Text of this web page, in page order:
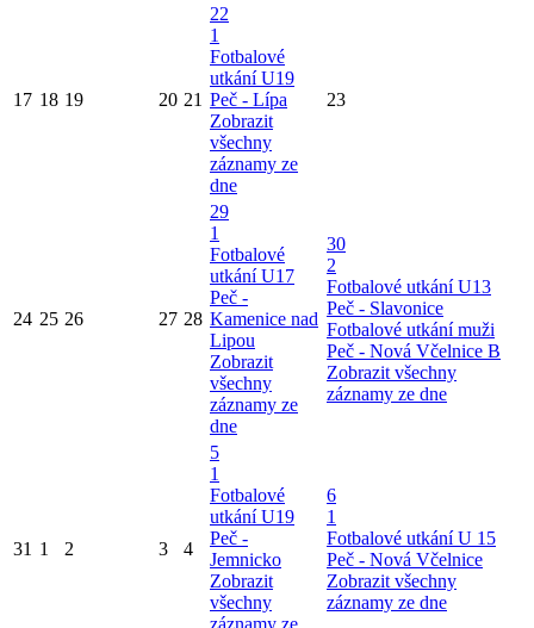
17 18 19 20 21
22
1
Fotbalové
utkání U19
Peč - Lípa
Zobrazit
všechny
záznamy ze
dne
23
24 25 26 27 28
29
1
Fotbalové
utkání U17
Peč -
Kamenice nad
Lipou
Zobrazit
všechny
záznamy ze
dne
30
2
Fotbalové utkání U13
Peč - Slavonice
Fotbalové utkání muži
Peč - Nová Včelnice B
Zobrazit všechny
záznamy ze dne
31 1 2 3 4
5
1
Fotbalové
utkání U19
Peč -
Jemnicko
Zobrazit
všechny
6
1
Fotbalové utkání U 15
Peč - Nová Včelnice
Zobrazit všechny
záznamy ze dne